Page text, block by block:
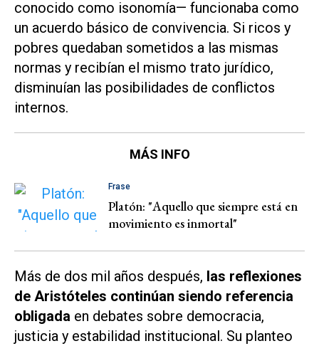
conocido como isonomía— funcionaba como
un acuerdo básico de convivencia. Si ricos y
pobres quedaban sometidos a las mismas
normas y recibían el mismo trato jurídico,
disminuían las posibilidades de conflictos
internos.
MÁS INFO
Frase
Platón: "Aquello que siempre está en
movimiento es inmortal"
Más de dos mil años después, las reflexiones
de Aristóteles continúan siendo referencia
obligada en debates sobre democracia,
justicia y estabilidad institucional. Su planteo